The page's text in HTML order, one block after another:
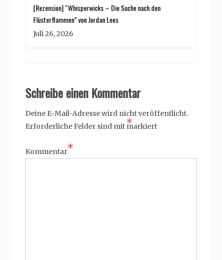
[Rezension] “Whisperwicks – Die Suche nach den
Flüsterflammen” von Jordan Lees
Juli 26, 2026
Schreibe einen Kommentar
Deine E-Mail-Adresse wird nicht veröffentlicht.
Erforderliche Felder sind mit *
markiert
Kommentar*